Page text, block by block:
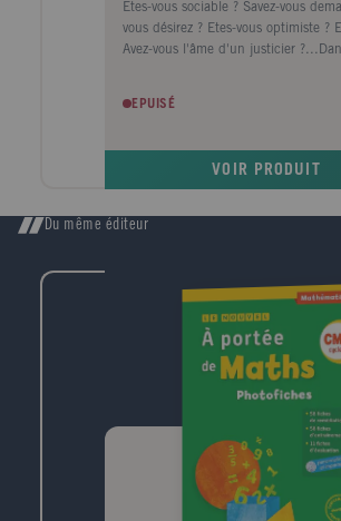
Etes-vous sociable ? Savez-vous
vous désirez ? Etes-vous optimiste ?
Avez-vous l'âme d'un justicier
personnalité pour faire le point sur
logique et de compréhension verbale.
EPUISÉ
VOIR PRODUIT
Du même éditeur